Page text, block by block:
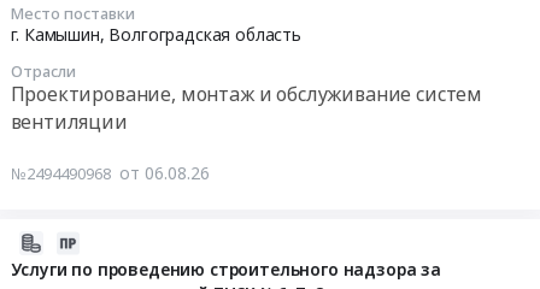
Место поставки
г. Камышин, Волгоградская область
Отрасли
Проектирование, монтаж и обслуживание систем
вентиляции
№2494490968 от 06.08.26
Услуги по проведению строительного надзора за